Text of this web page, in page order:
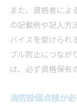
消防設
解説
消防設
また、資格者によ
の記載例や記入方
バイスを受けられ
ブル防止につなが
は、必ず資格保有
消防設備点検が